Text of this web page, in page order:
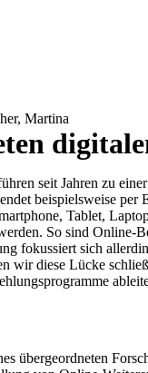
Martina
seit Jahren zu
beispielsweise
Tablet,
So sind
fokussiert sich
diese Lücke
übergeordneten